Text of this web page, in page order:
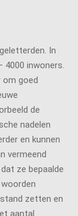
In
inwoners.
om goed
de
nadelen
en kunnen
vermeend
ze bepaalde
zetten en
aantal